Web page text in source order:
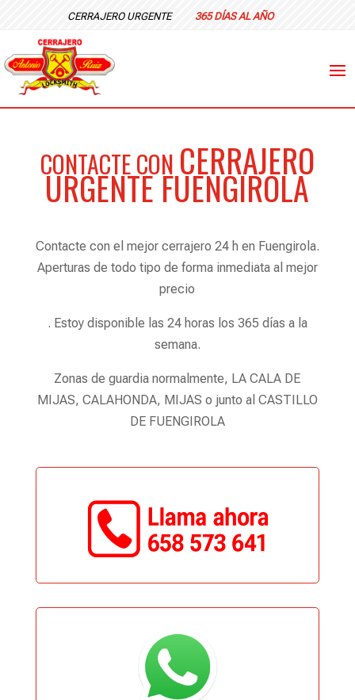
CERRAJERO URGENTE 365 DÍAS AL AÑO
CONTACTE CON CERRAJERO
URGENTE FUENGIROLA
Contacte con el mejor cerrajero 24 h en Fuengirola.
Aperturas de todo tipo de forma inmediata al mejor
precio
. Estoy disponible las 24 horas los 365 días a la
semana.
Zonas de guardia normalmente, LA CALA DE
MIJAS, CALAHONDA, MIJAS o junto al CASTILLO
DE FUENGIROLA